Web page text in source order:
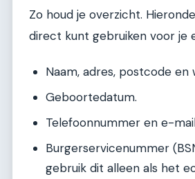
Zo houd je overzicht.
direct kunt gebruiken voor je
Naam, adres, postcode en
Geboortedatum.
Telefoonnummer en e-
Burgerservicenummer
gebruik dit alleen als het